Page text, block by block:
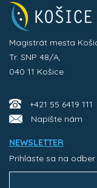
Magistrát mesta
Tr. SNP 48/A,
040 11 Košice
+421 55 6419 111
Napíšte nám
NEWSLETTER
Prihláste sa na